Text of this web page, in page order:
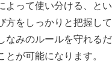
よって使い分ける、とい
方をしっかりと把握し
なみのルールを守れる
とが可能になります。